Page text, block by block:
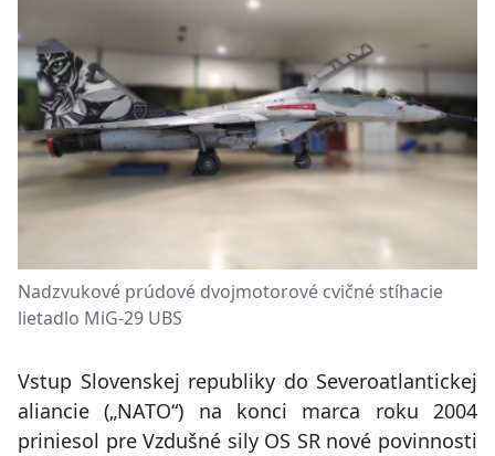
Nadzvukové prúdové dvojmotorové cvičné stíhacie
lietadlo MiG-29 UBS
Vstup Slovenskej republiky do Severoatlantickej
aliancie („NATO“) na konci marca roku 2004
priniesol pre Vzdušné sily OS SR nové povinnosti